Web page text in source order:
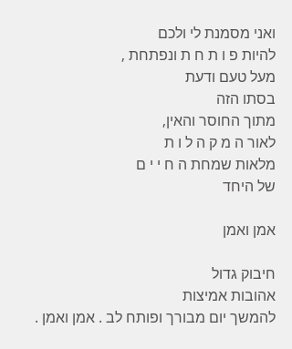
ואני מסמנת לי ולכם
להיות פ ו ת ח ת ונפתחת ,
מעל טעם ודעת
בסתו הזה
מתוך החוסר והאין,
לאור ה מ ק ה ל ו ת
מלאות שמחת ה ח י י ם
של היחד
אמן ואמן
חיבוק גדול
אהובות אמיצות
להמשך יום מבורך ופותח לב . אמן ואמן .